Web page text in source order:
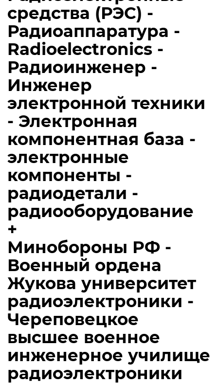
средства (РЭС) -
Радиоаппаратура -
Radioelectronics -
Радиоинженер -
Инженер
электронной техники
- Электронная
компонентная база -
электронные
компоненты -
радиодетали -
радиооборудование
+
Минобороны РФ -
Военный ордена
Жукова университет
радиоэлектроники -
Череповецкое
высшее военное
инженерное училище
радиоэлектроники